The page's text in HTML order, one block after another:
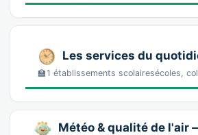
Les services du
🏫1 établissements scolairesécoles,
Météo & qualité de l'air